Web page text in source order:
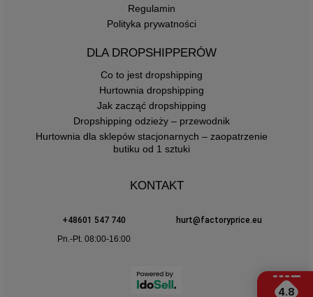
Regulamin
Polityka prywatności
DLA DROPSHIPPERÓW
Co to jest dropshipping
Hurtownia dropshipping
Jak zacząć dropshipping
Dropshipping odzieży – przewodnik
Hurtownia dla sklepów stacjonarnych – zaopatrzenie
butiku od 1 sztuki
KONTAKT
+48601 547 740
hurt@factoryprice.eu
Pn.-Pt. 08:00-16:00
4.8